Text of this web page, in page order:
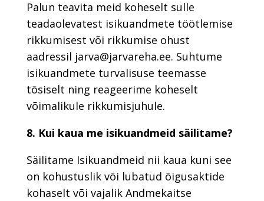
Palun teavita meid koheselt sulle
teadaolevatest isikuandmete töötlemise
rikkumisest või rikkumise ohust
aadressil jarva@jarvareha.ee. Suhtume
isikuandmete turvalisuse teemasse
tõsiselt ning reageerime koheselt
võimalikule rikkumisjuhule.
8. Kui kaua me isikuandmeid säilitame?
Säilitame Isikuandmeid nii kaua kuni see
on kohustuslik või lubatud õigusaktide
kohaselt või vajalik Andmekaitse